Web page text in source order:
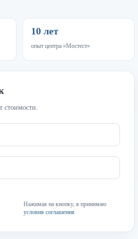
10 лет
опыт центра «Мостест»
стоимости.
Нажимая на кнопку, я принимаю
условия соглашения